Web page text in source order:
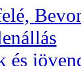
és